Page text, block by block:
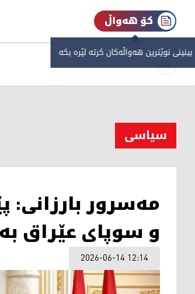
کۆ هەواڵ
نوێترین هەواڵەکان کرتە لێرە بکە
سیاسی
مەسرور
و سوپای عێراق
2026-06-14 12:14